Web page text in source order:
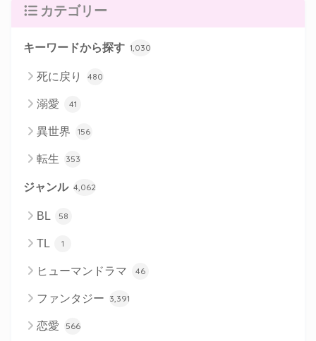
カテゴリー
キーワードから探す 1,030
死に戻り 480
溺愛 41
異世界 156
転生 353
ジャンル 4,062
BL 58
TL 1
ヒューマンドラマ 46
ファンタジー 3,391
恋愛 566